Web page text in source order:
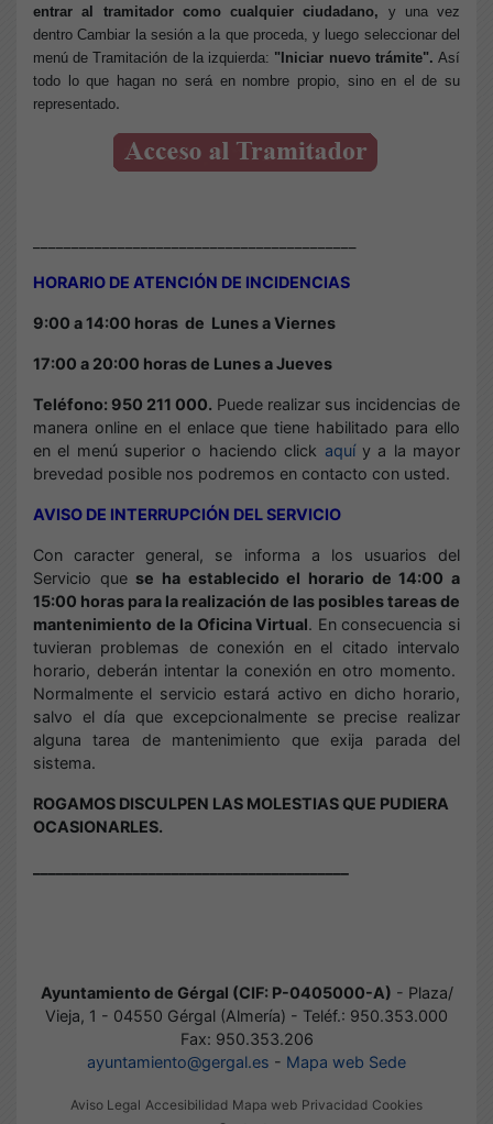
entrar al tramitador como cualquier ciudadano, y
una vez
dentro Cambiar la sesión a la que proceda, y luego seleccionar del
menú de Tramitación de la izquierda: "Iniciar nuevo trámite".Así
todo lo que hagan no será en nombre propio, sino en el de su
representado.
HORARIO DE ATENCIÓN DE INCIDENCIAS
9:00 a 14:00 horas de Lunes a Viernes
17:00 a 20:00 horas de Lunes a Jueves
Teléfono: 950 211 000. Puede realizar sus incidencias de
manera online en el enlace que tiene habilitado para ello
en el menú superior o haciendo click aquí y a la mayor
brevedad posible nos podremos en contacto con usted.
AVISO DE INTERRUPCIÓN DEL SERVICIO
Con caracter general, se informa a los usuarios del
Servicio que se ha establecido el horario de 14:00 a
15:00 horas para la realización de las posibles tareas de
mantenimiento de la Oficina Virtual. En consecuencia si
tuvieran problemas de conexión en el citado intervalo
horario, deberán intentar la conexión en otro momento.
Normalmente el servicio estará activo en dicho horario,
salvo el día que excepcionalmente se precise realizar
alguna tarea de mantenimiento que exija parada del
sistema.
ROGAMOS DISCULPEN LAS MOLESTIAS QUE PUDIERA
OCASIONARLES.
Ayuntamiento de Gérgal (CIF: P-0405000-A) - Plaza/
Vieja, 1 - 04550 Gérgal (Almería) - Teléf.: 950.353.000
Fax: 950.353.206
ayuntamiento@gergal.es - Mapa web Sede
Aviso Legal Accesibilidad Mapa web Privacidad Cookies